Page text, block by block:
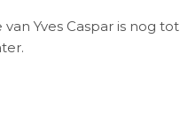
Yves Caspar is nog